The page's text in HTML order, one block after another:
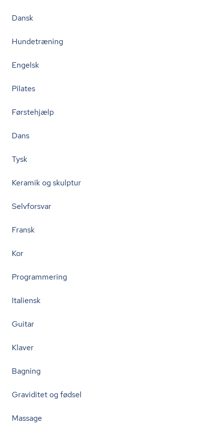
Dansk
Hundetræning
Engelsk
Pilates
Førstehjælp
Dans
Tysk
Keramik og skulptur
Selvforsvar
Fransk
Kor
Programmering
Italiensk
Guitar
Klaver
Bagning
Graviditet og fødsel
Massage